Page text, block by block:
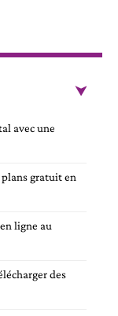
avec une
gratuit en
ligne au
des